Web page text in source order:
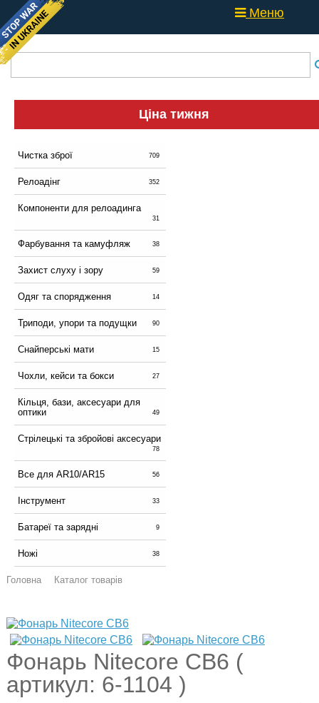
Меню
Ціна тижня
Чистка зброї 709
Релоадінг 352
Компоненти для релоадинга
31
Фарбування та камуфляж 38
Захист слуху і зору 59
Одяг та спорядження 14
Триподи, упори та подущки 90
Снайперські мати 15
Чохли, кейси та бокси 27
Кільця, бази, аксесуари для
оптики
49
Стрілецькі та збройові аксесуари
78
Все для AR10/AR15 56
Інструмент 33
Батареї та зарядні 9
Ножі 38
Головна Каталог товарів
Фонарь Nitecore CB6 (
артикул: 6-1104 )